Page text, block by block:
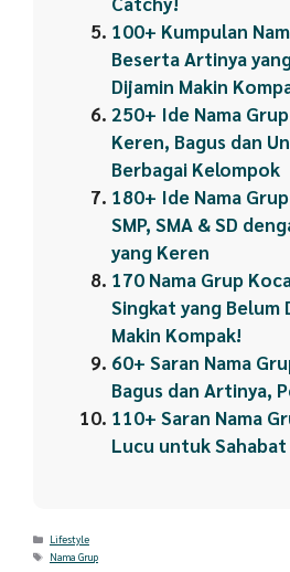
100+ Kumpulan
Beserta Artinya
Dijamin Makin
250+ Ide Nama
Keren, Bagus dan
Berbagai Kelompok
180+ Ide Nama
SMP, SMA & SD
yang Keren
170 Nama Grup
Singkat yang Belum
Makin Kompak!
60+ Saran Nama
Bagus dan Artinya,
110+ Saran Nama
Lucu untuk
Categories
Lifestyle
Tags
Nama Grup